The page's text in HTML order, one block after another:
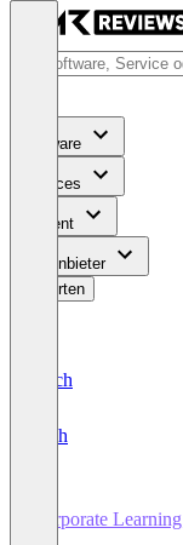
Software
Services
Content
Für Anbieter
Bewerten
Deutsch
English
Corporate